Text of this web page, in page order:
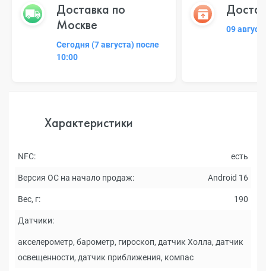
Доставка по
Москве
Сегодня (7 августа) после
10:00
09
Характеристики
NFC: есть
Версия ОС на начало продаж: Android 16
Вес, г: 190
Датчики:
акселерометр, барометр, гироскоп, датчик Холла, датчик
освещенности, датчик приближения, компас